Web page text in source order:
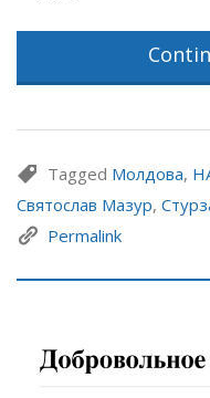
Tagged Молдова,
Святослав Мазур,
Permalink